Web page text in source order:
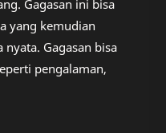
Gagasan ini bisa
yang kemudian
Gagasan bisa
pengalaman,